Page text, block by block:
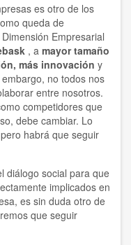
es otro de los
queda de
Empresarial
, a mayor tamaño
más innovación y
no todos nos
entre nosotros.
competidores que
debe cambiar. Lo
habrá que seguir
diálogo social para que
implicados en
es sin duda otro de
que seguir